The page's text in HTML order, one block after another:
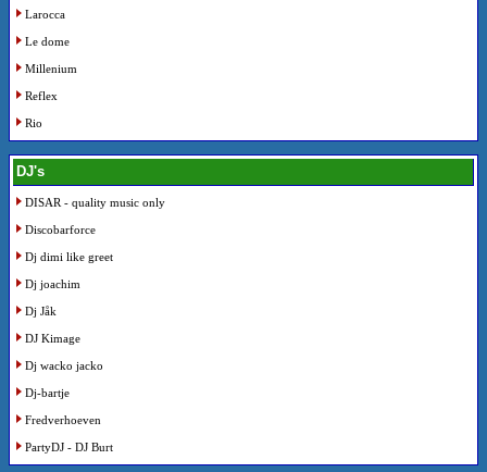
Larocca
Le dome
Millenium
Reflex
Rio
DJ's
DISAR - quality music only
Discobarforce
Dj dimi like greet
Dj joachim
Dj Jåk
DJ Kimage
Dj wacko jacko
Dj-bartje
Fredverhoeven
PartyDJ - DJ Burt